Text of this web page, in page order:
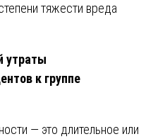
тяжести вреда
утраты
к группе
— это длительное или